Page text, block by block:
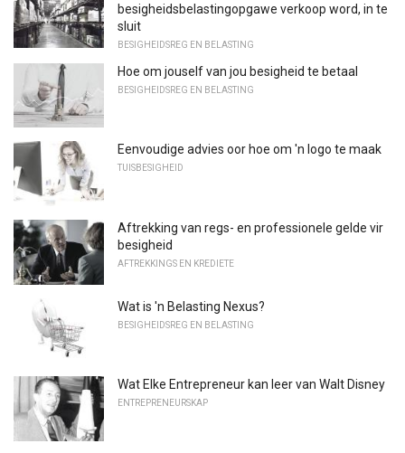
besigheidsbelastingopgawe verkoop word, in te
sluit
BESIGHEIDSREG EN BELASTING
Hoe om jouself van jou besigheid te betaal
BESIGHEIDSREG EN BELASTING
Eenvoudige advies oor hoe om 'n logo te maak
TUISBESIGHEID
Aftrekking van regs- en professionele gelde vir
besigheid
AFTREKKINGS EN KREDIETE
Wat is 'n Belasting Nexus?
BESIGHEIDSREG EN BELASTING
Wat Elke Entrepreneur kan leer van Walt Disney
ENTREPRENEURSKAP